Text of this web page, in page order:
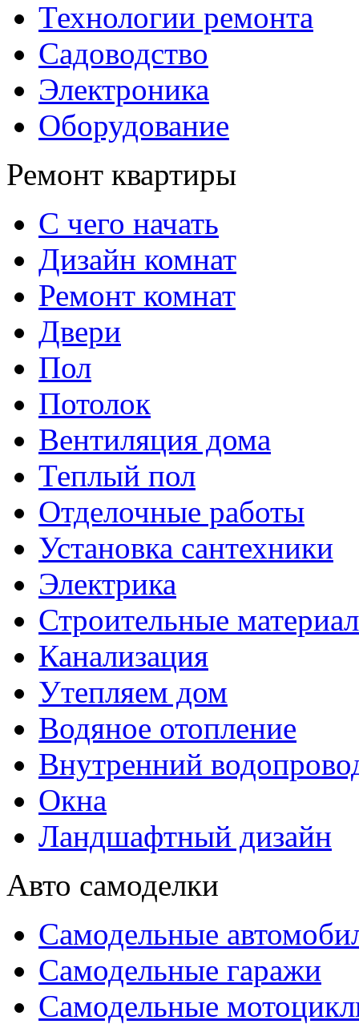
Технологии ремонта
Садоводство
Электроника
Оборудование
Ремонт квартиры
С чего начать
Дизайн комнат
Ремонт комнат
Двери
Пол
Потолок
Вентиляция дома
Теплый пол
Отделочные работы
Установка сантехники
Электрика
Строительные
Канализация
Утепляем дом
Водяное отопление
Внутренний
Окна
Ландшафтный дизайн
Авто самоделки
Самодельные
Самодельные гаражи
Самодельные